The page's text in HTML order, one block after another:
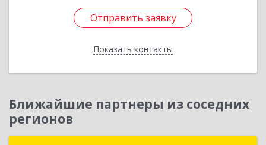
Отправить заявку
Показать контакты
Отправить заявку
Назад
Ближайшие партнеры из соседних
регионов